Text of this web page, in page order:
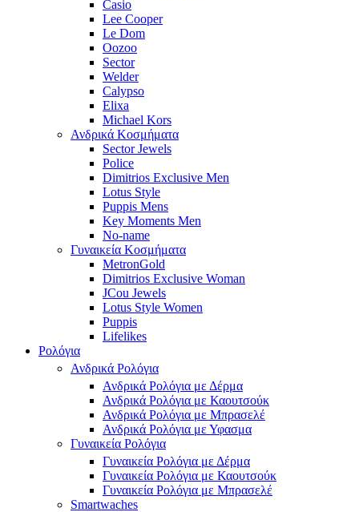
Casio
Lee Cooper
Le Dom
Oozoo
Sector
Welder
Calypso
Elixa
Michael Kors
Ανδρικά Κοσμήματα
Sector Jewels
Police
Dimitrios Exclusive Men
Lotus Style
Puppis Mens
Key Moments Men
No-name
Γυναικεία Κοσμήματα
MetronGold
Dimitrios Exclusive Woman
JCou Jewels
Lotus Style Women
Puppis
Lifelikes
Ρολόγια
Ανδρικά Ρολόγια
Ανδρικά Ρολόγια με Δέρμα
Ανδρικά Ρολόγια με Καουτσούκ
Ανδρικά Ρολόγια με Μπρασελέ
Ανδρικά Ρολόγια με Υφασμα
Γυναικεία Ρολόγια
Γυναικεία Ρολόγια με Δέρμα
Γυναικεία Ρολόγια με Καουτσούκ
Γυναικεία Ρολόγια με Μπρασελέ
Smartwaches